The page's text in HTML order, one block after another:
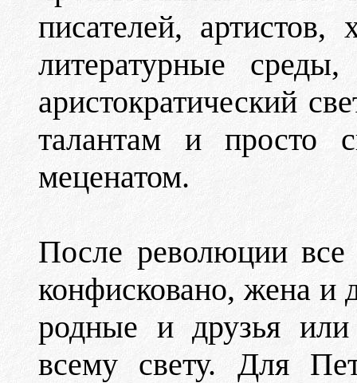
писателей, артистов,
литературные
аристократический
талантам и просто
меценатом.
После революции
конфисковано, жена и
родные и друзья
всему свету. Для